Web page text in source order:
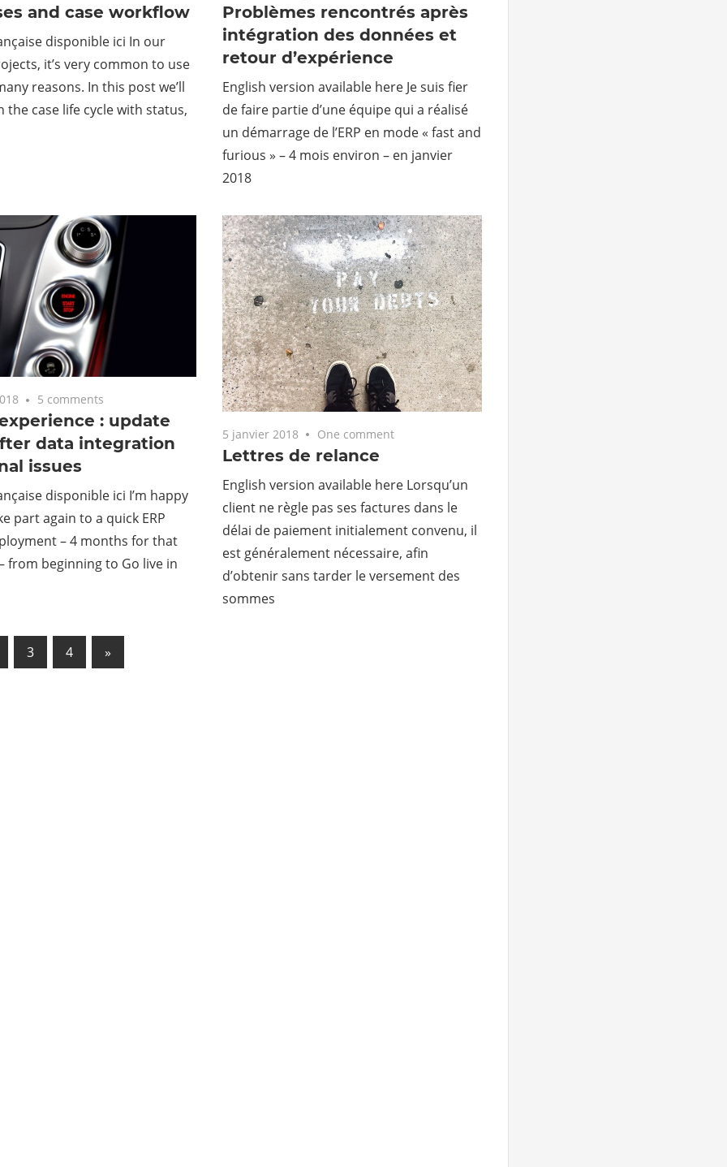
and case workflow
disponible ici In our
it’s very common to use
reasons. In this post we’ll
the case life cycle with status,
Problèmes rencontrés après
intégration des données et
retour d’expérience
English version available here Je suis fier
de faire partie d’une équipe qui a réalisé
un démarrage de l’ERP en mode « fast and
furious » – 4 mois environ – en janvier
2018
5 comments
: update
data integration
issues
disponible ici I’m happy
part again to a quick ERP
– 4 months for that
from beginning to Go live in
5 janvier 2018 One comment
Lettres de relance
English version available here Lorsqu’un
client ne règle pas ses factures dans le
délai de paiement initialement convenu, il
est généralement nécessaire, afin
d’obtenir sans tarder le versement des
sommes
3 4
Next
»